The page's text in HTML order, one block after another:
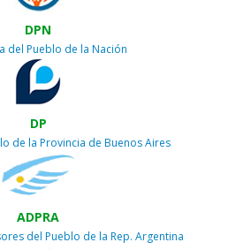
DPN
del Pueblo de la Nación
DP
de la Provincia de Buenos Aires
ADPRA
del Pueblo de la Rep. Argentina